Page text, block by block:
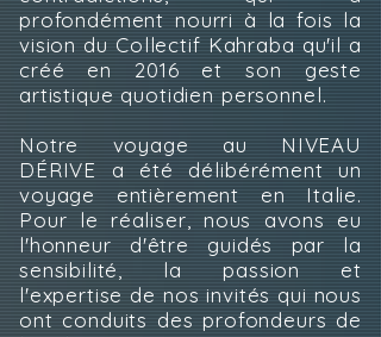
profondément nourri à la fois la
vision du Collectif Kahraba qu'il a
créé en 2016 et son geste
artistique quotidien personnel.
Notre voyage au NIVEAU
DÉRIVE a été délibérément un
voyage entièrement en Italie.
Pour le réaliser, nous avons eu
l'honneur d'être guidés par la
sensibilité, la passion et
l'expertise de nos invités qui nous
ont conduits des profondeurs de